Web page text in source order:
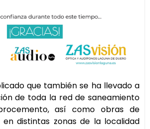
que también se ha llevado a
de toda la red de saneamiento
así como obras de
distintas zonas de la localidad